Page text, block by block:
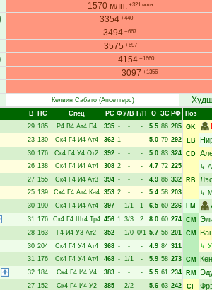
1570 млн. +321 млн.
3354 +440
3494 +667
3575 +697
4154 +1660
3097 +1356
Келвин Сабато(Апсеттерс)
В НC Спец РC ФУ/В Г/П О ЗС РФ
29 185 Р4 В4 Ат4 П4 335 - - - 5.5 86 285
23 130 Ск4 Г4 И4 Ат4 362 1 - - 5.0 79 292
30 176 Ск4 Г4 У4 От2 392 - - - 5.0 83 324
26 138 Ск4 Г4 И4 Ат4 308 2 - - 4.7 72 225
27 155 Ск4 Г4 И4 Ат3 394 - - - 4.9 86 332
25 139 Ск4 Г4 Ат4 Ка4 353 2 - - 5.4 58 203
30 190 Ск4 Г4 И4 Ат4 397 - 1/1 1 6.5 60 236
31 176 Ск4 Г4 Шт4 Тр4 456 1 3/3 2 8.0 60 274
28 163 Г4 И4 У3 Ат2 352 - 1/0 0/1 5.7 56 201
30 204 Ск4 Г4 У4 Ат4 368 - - - 4.9 84 311
31 176 Ск4 Г4 У4 Ат4 468 - 1/1 - 5.9 58 273
32 184 Ск4 Г4 И4 У4 383 - - - 5.5 61 234
27 152 Ск4 Г4 И4 У2 385 - 2/2 - 5.6 63 242
Поз
GK
LB
CD
↳
RB
↳
LM
CM
CM
↳
CM
RM
CF